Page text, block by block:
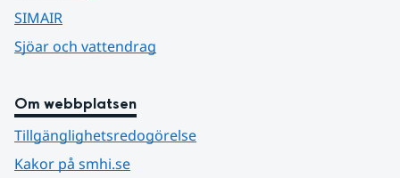
SIMAIR
Sjöar och vattendrag
Om webbplatsen
Tillgänglighetsredogörelse
Kakor på smhi.se